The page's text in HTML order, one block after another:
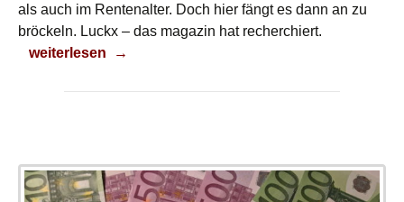
als auch im Rentenalter. Doch hier fängt es dann an zu
bröckeln. Luckx – das magazin hat recherchiert.
Deutschland im Ruhestand
weiterlesen →